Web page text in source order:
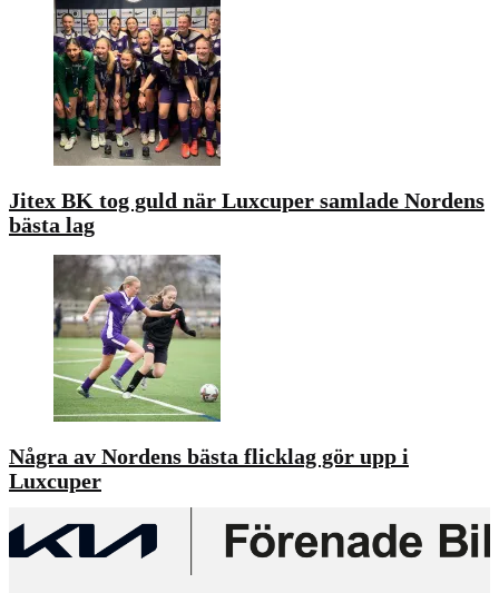
Jitex BK tog guld när Luxcuper samlade Nordens
bästa lag
Några av Nordens bästa flicklag gör upp i
Luxcuper